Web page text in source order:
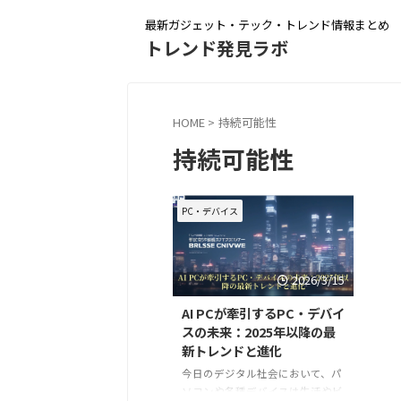
最新ガジェット・テック・トレンド情報まとめ
トレンド発見ラボ
HOME > 持続可能性
持続可能性
PC・デバイス
2026/3/15
AI PCが牽引するPC・デバイ
スの未来：2025年以降の最
新トレンドと進化
今日のデジタル社会において、パ
ソコンや各種デバイスは生活やビ